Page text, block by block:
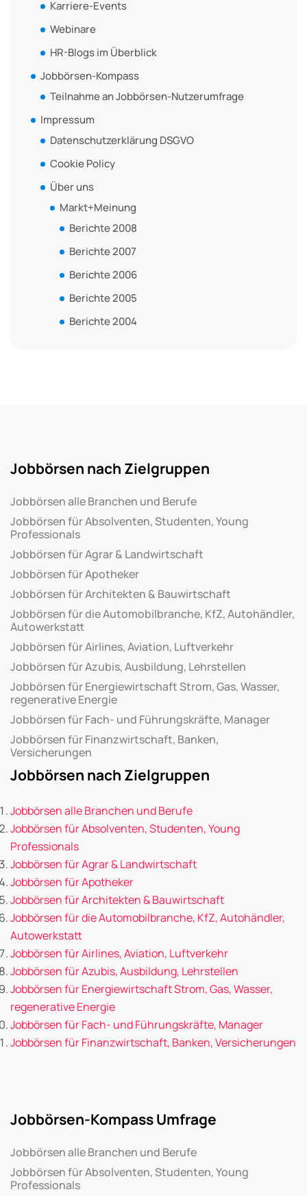
Karriere-Events
Webinare
HR-Blogs im Überblick
Jobbörsen-Kompass
Teilnahme an Jobbörsen-Nutzerumfrage
Impressum
Datenschutzerklärung DSGVO
Cookie Policy
Über uns
Markt+Meinung
Berichte 2008
Berichte 2007
Berichte 2006
Berichte 2005
Berichte 2004
Jobbörsen nach Zielgruppen
Jobbörsen alle Branchen und Berufe
Jobbörsen für Absolventen, Studenten, Young
Professionals
Jobbörsen für Agrar & Landwirtschaft
Jobbörsen für Apotheker
Jobbörsen für Architekten & Bauwirtschaft
Jobbörsen für die Automobilbranche, KfZ, Autohändler,
Autowerkstatt
Jobbörsen für Airlines, Aviation, Luftverkehr
Jobbörsen für Azubis, Ausbildung, Lehrstellen
Jobbörsen für Energiewirtschaft Strom, Gas, Wasser,
regenerative Energie
Jobbörsen für Fach- und Führungskräfte, Manager
Jobbörsen für Finanzwirtschaft, Banken,
Versicherungen
Jobbörsen nach Zielgruppen
Jobbörsen alle Branchen und Berufe
Jobbörsen für Absolventen, Studenten, Young
Professionals
Jobbörsen für Agrar & Landwirtschaft
Jobbörsen für Apotheker
Jobbörsen für Architekten & Bauwirtschaft
Jobbörsen für die Automobilbranche, KfZ, Autohändler,
Autowerkstatt
Jobbörsen für Airlines, Aviation, Luftverkehr
Jobbörsen für Azubis, Ausbildung, Lehrstellen
Jobbörsen für Energiewirtschaft Strom, Gas, Wasser,
regenerative Energie
Jobbörsen für Fach- und Führungskräfte, Manager
Jobbörsen für Finanzwirtschaft, Banken, Versicherungen
Jobbörsen-Kompass Umfrage
Jobbörsen alle Branchen und Berufe
Jobbörsen für Absolventen, Studenten, Young
Professionals